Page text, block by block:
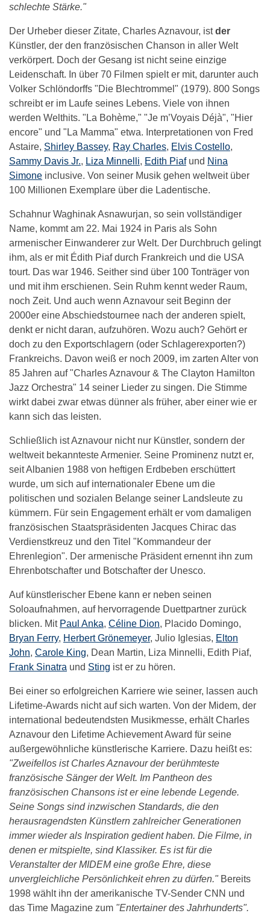
schlechte Stärke."
Der Urheber dieser Zitate, Charles Aznavour, istder
Künstler, der den französischen Chanson in aller Welt
verkörpert. Doch der Gesang ist nicht seine einzige
Leidenschaft. In über 70 Filmen spielt er mit, darunter auch
Volker Schlöndorffs "Die Blechtrommel" (1979). 800 Songs
schreibt er im Laufe seines Lebens. Viele von ihnen
werden Welthits. "La Bohème," "Je m’Voyais Déjà", "Hier
encore" und "La Mamma" etwa. Interpretationen von Fred
Astaire, Shirley Bassey, Ray Charles, Elvis Costello,
Sammy Davis Jr., Liza Minnelli, Edith Piafund Nina
Simone inclusive. Von seiner Musik gehen weltweit über
100 Millionen Exemplare über die Ladentische.
Schahnur Waghinak Asnawurjan, so sein vollständiger
Name, kommt am 22. Mai 1924 in Paris als Sohn
armenischer Einwanderer zur Welt. Der Durchbruch gelingt
ihm, als er mit Édith Piaf durch Frankreich und die USA
tourt. Das war 1946. Seither sind über 100 Tonträger von
und mit ihm erschienen. Sein Ruhm kennt weder Raum,
noch Zeit. Und auch wenn Aznavour seit Beginn der
2000er eine Abschiedstournee nach der anderen spielt,
denkt er nicht daran, aufzuhören. Wozu auch? Gehört er
doch zu den Exportschlagern (oder Schlagerexporten?)
Frankreichs. Davon weiß er noch 2009, im zarten Alter von
85 Jahren auf "Charles Aznavour & The Clayton Hamilton
Jazz Orchestra" 14 seiner Lieder zu singen. Die Stimme
wirkt dabei zwar etwas dünner als früher, aber einer wie er
kann sich das leisten.
Schließlich ist Aznavour nicht nur Künstler, sondern der
weltweit bekannteste Armenier. Seine Prominenz nutzt er,
seit Albanien 1988 von heftigen Erdbeben erschüttert
wurde, um sich auf internationaler Ebene um die
politischen und sozialen Belange seiner Landsleute zu
kümmern. Für sein Engagement erhält er vom damaligen
französischen Staatspräsidenten Jacques Chirac das
Verdienstkreuz und den Titel "Kommandeur der
Ehrenlegion". Der armenische Präsident ernennt ihn zum
Ehrenbotschafter und Botschafter der Unesco.
Auf künstlerischer Ebene kann er neben seinen
Soloaufnahmen, auf hervorragende Duettpartner zurück
blicken. Mit Paul Anka, Céline Dion, Placido Domingo,
Bryan Ferry, Herbert Grönemeyer, Julio Iglesias, Elton
John, Carole King, Dean Martin, Liza Minnelli, Edith Piaf,
Frank Sinatra und Sting ist er zu hören.
Bei einer so erfolgreichen Karriere wie seiner, lassen auch
Lifetime-Awards nicht auf sich warten. Von der Midem, der
international bedeutendsten Musikmesse, erhält Charles
Aznavour den Lifetime Achievement Award für seine
außergewöhnliche künstlerische Karriere. Dazu heißt es:
"Zweifellos ist Charles Aznavour der berühmteste
französische Sänger der Welt. Im Pantheon des
französischen Chansons ist er eine lebende Legende.
Seine Songs sind inzwischen Standards, die den
herausragendsten Künstlern zahlreicher Generationen
immer wieder als Inspiration gedient haben. Die Filme, in
denen er mitspielte, sind Klassiker. Es ist für die
Veranstalter der MIDEM eine große Ehre, diese
unvergleichliche Persönlichkeit ehren zu dürfen."Bereits
1998 wählt ihn der amerikanische TV-Sender CNN und
das Time Magazine zum "Entertainer des Jahrhunderts".